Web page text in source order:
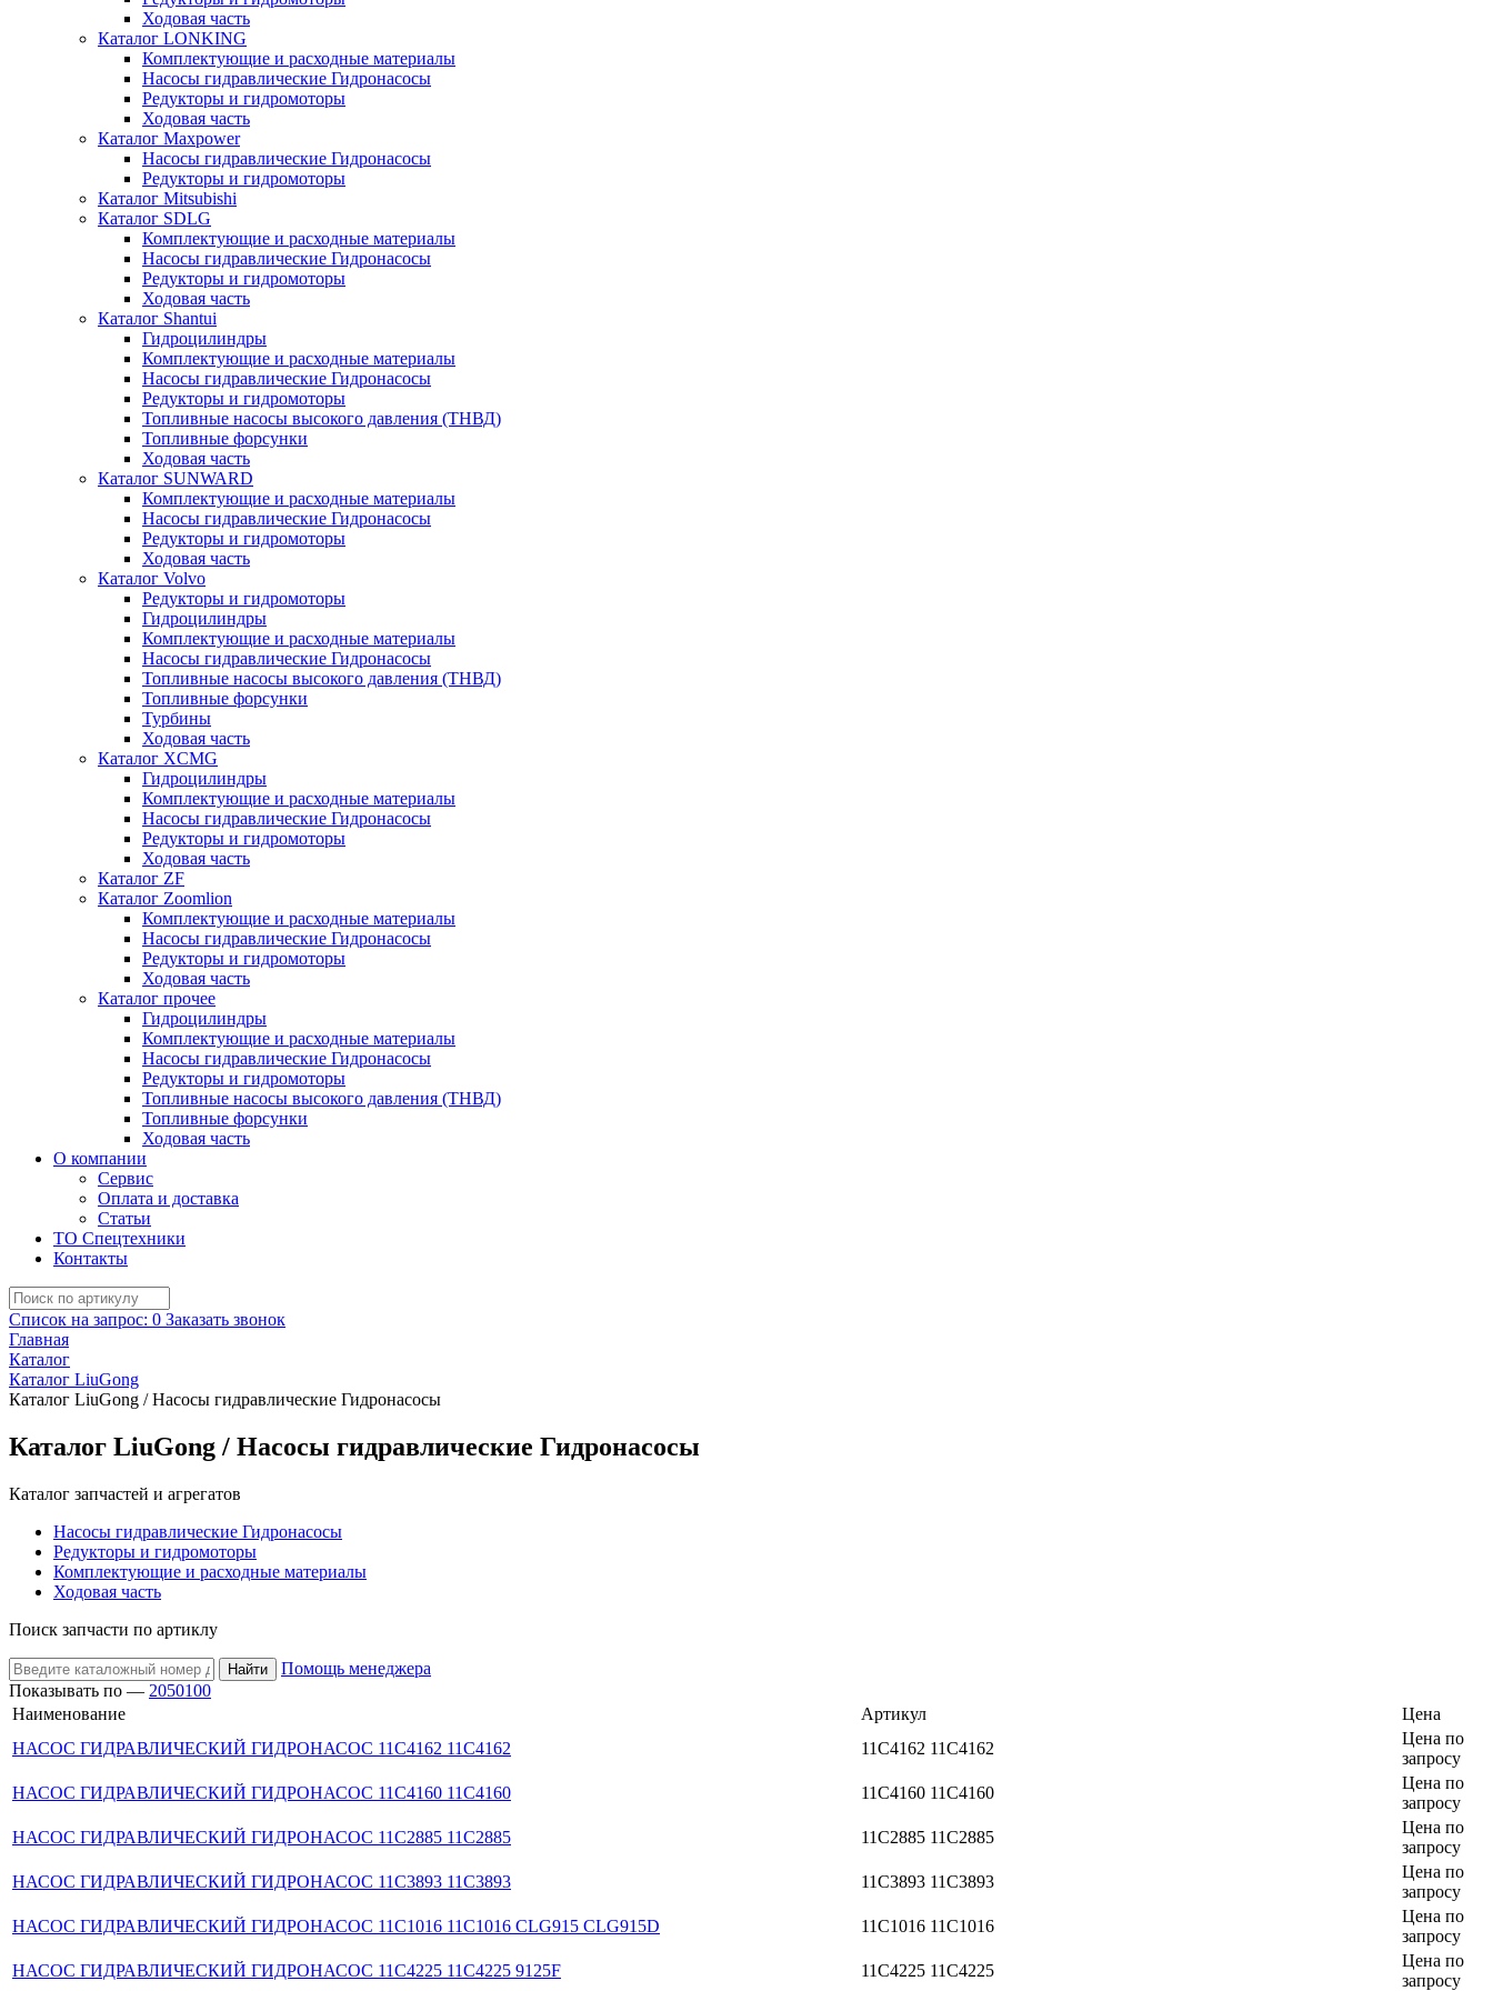
Ходовая часть
Каталог LONKING
Комплектующие и расходные материалы
Насосы гидравлические Гидронасосы
Редукторы и гидромоторы
Ходовая часть
Каталог Maxpower
Насосы гидравлические Гидронасосы
Редукторы и гидромоторы
Каталог Mitsubishi
Каталог SDLG
Комплектующие и расходные материалы
Насосы гидравлические Гидронасосы
Редукторы и гидромоторы
Ходовая часть
Каталог Shantui
Гидроцилиндры
Комплектующие и расходные материалы
Насосы гидравлические Гидронасосы
Редукторы и гидромоторы
Топливные насосы высокого давления (ТНВД)
Топливные форсунки
Ходовая часть
Каталог SUNWARD
Комплектующие и расходные материалы
Насосы гидравлические Гидронасосы
Редукторы и гидромоторы
Ходовая часть
Каталог Volvo
Редукторы и гидромоторы
Гидроцилиндры
Комплектующие и расходные материалы
Насосы гидравлические Гидронасосы
Топливные насосы высокого давления (ТНВД)
Топливные форсунки
Турбины
Ходовая часть
Каталог XCMG
Гидроцилиндры
Комплектующие и расходные материалы
Насосы гидравлические Гидронасосы
Редукторы и гидромоторы
Ходовая часть
Каталог ZF
Каталог Zoomlion
Комплектующие и расходные материалы
Насосы гидравлические Гидронасосы
Редукторы и гидромоторы
Ходовая часть
Каталог прочее
Гидроцилиндры
Комплектующие и расходные материалы
Насосы гидравлические Гидронасосы
Редукторы и гидромоторы
Топливные насосы высокого давления (ТНВД)
Топливные форсунки
Ходовая часть
О компании
Сервис
Оплата и доставка
Статьи
ТО Спецтехники
Контакты
Список на запрос: 0 Заказать звонок
Главная
Каталог
Каталог LiuGong
Каталог LiuGong / Насосы гидравлические Гидронасосы
Каталог LiuGong / Насосы гидравлические Гидронасосы
Каталог запчастей и агрегатов
Насосы гидравлические Гидронасосы
Редукторы и гидромоторы
Комплектующие и расходные материалы
Ходовая часть
Поиск запчасти по артиклу
Найти
Помощь менеджера
Показывать по — 2050100
Наименование
Артикул
Цена
НАСОС ГИДРАВЛИЧЕСКИЙ ГИДРОНАСОС 11C4162 11С4162
11C4162 11С4162
Цена по
запросу
НАСОС ГИДРАВЛИЧЕСКИЙ ГИДРОНАСОС 11C4160 11С4160
11C4160 11С4160
Цена по
запросу
НАСОС ГИДРАВЛИЧЕСКИЙ ГИДРОНАСОС 11C2885 11С2885
11C2885 11С2885
Цена по
запросу
НАСОС ГИДРАВЛИЧЕСКИЙ ГИДРОНАСОС 11C3893 11С3893
11C3893 11С3893
Цена по
запросу
НАСОС ГИДРАВЛИЧЕСКИЙ ГИДРОНАСОС 11C1016 11С1016 CLG915 CLG915D
11C1016 11С1016
Цена по
запросу
НАСОС ГИДРАВЛИЧЕСКИЙ ГИДРОНАСОС 11C4225 11С4225 9125F
11C4225 11С4225
Цена по
запросу